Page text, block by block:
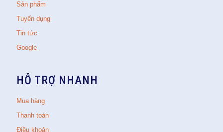
Sản phẩm
Tuyển dụng
Tin tức
Google
HỖ TRỢ NHANH
Mua hàng
Thanh toán
Điều khoản